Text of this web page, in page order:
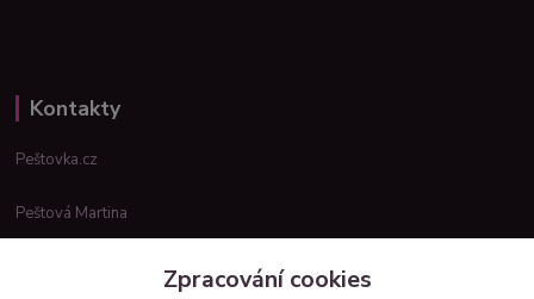
Kontakty
Peštovka.cz
Peštová Martina
Zpracování cookies